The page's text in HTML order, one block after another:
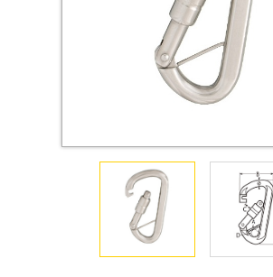
Крюки, кольца с метрической
Крюки, кольца с шурупной
Оснастка и аксессуары для
Саморезы и шурупы